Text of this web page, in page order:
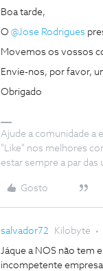
Boa tarde,
O @Jose Rodrigues
Movemos os vossos
Envie-nos, por favor,
Obrigado
Ajude a comunidade a
"Like" nos melhores
estar sempre a par das
Gosto
salvador72 Kilobyte
Jáque a NOS não tem
incompetente